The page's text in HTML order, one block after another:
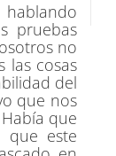
pruebas
no
las cosas
del
que nos
que
que este